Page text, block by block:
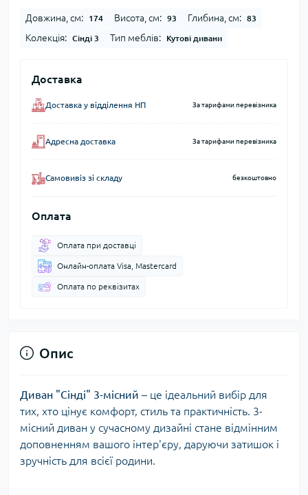
Довжина, см: 174 Висота, см: 93 Глибина, см: 83
Колекція: Сінді 3 Тип меблів: Кутові дивани
Доставка
Доставка у відділення НП За тарифами перевізника
Адресна доставка За тарифами перевізника
Самовивіз зі складу безкоштовно
Оплата
Оплата при доставці
Онлайн-оплата Visa, Mastercard
Оплата по реквізитах
Опис
Диван "Сінді" 3-місний – це ідеальний вибір для
тих, хто цінує комфорт, стиль та практичність. 3-
місний диван у сучасному дизайні стане відмінним
доповненням вашого інтер'єру, даруючи затишок і
зручність для всієї родини.